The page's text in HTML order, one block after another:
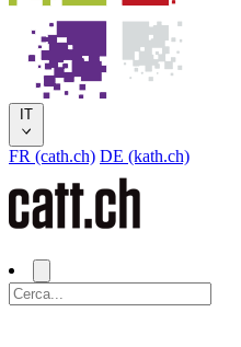
IT
FR (cath.ch) DE (kath.ch)